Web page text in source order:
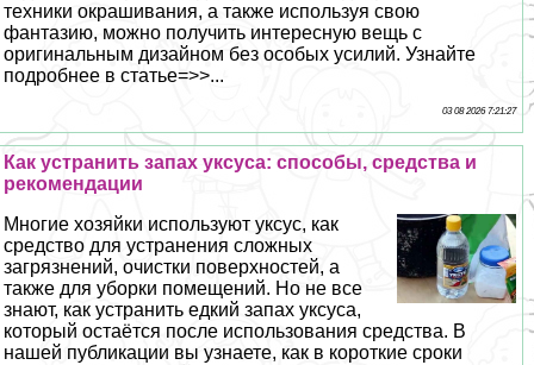
техники окрашивания, а также используя свою
фантазию, можно получить интересную вещь с
оригинальным дизайном без особых усилий. Узнайте
подробнее в статье=>>...
03 08 2026 7:21:27
Как устранить запах уксуса: способы, средства и
рекомендации
Многие хозяйки используют уксус, как
средство для устранения сложных
загрязнений, очистки поверхностей, а
также для уборки помещений. Но не все
знают, как устранить едкий запах уксуса,
который остаётся после использования средства. В
нашей публикации вы узнаете, как в короткие сроки